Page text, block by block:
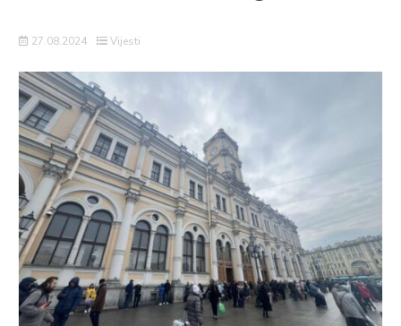
27.08.2024 Vijesti